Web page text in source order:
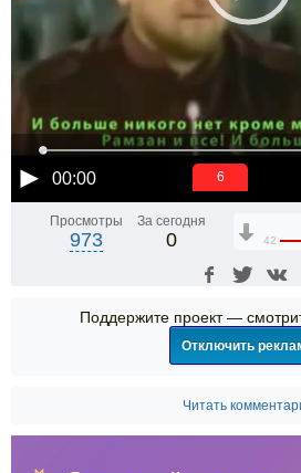
00:00 5
Просмотры
973
За сегодня
0 42
Поддержите проект —
Отключить
Читать